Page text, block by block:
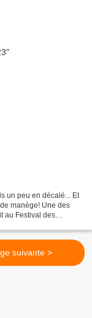
un peu en décalé... Et
manège! Une des
au Festival des
suivante >